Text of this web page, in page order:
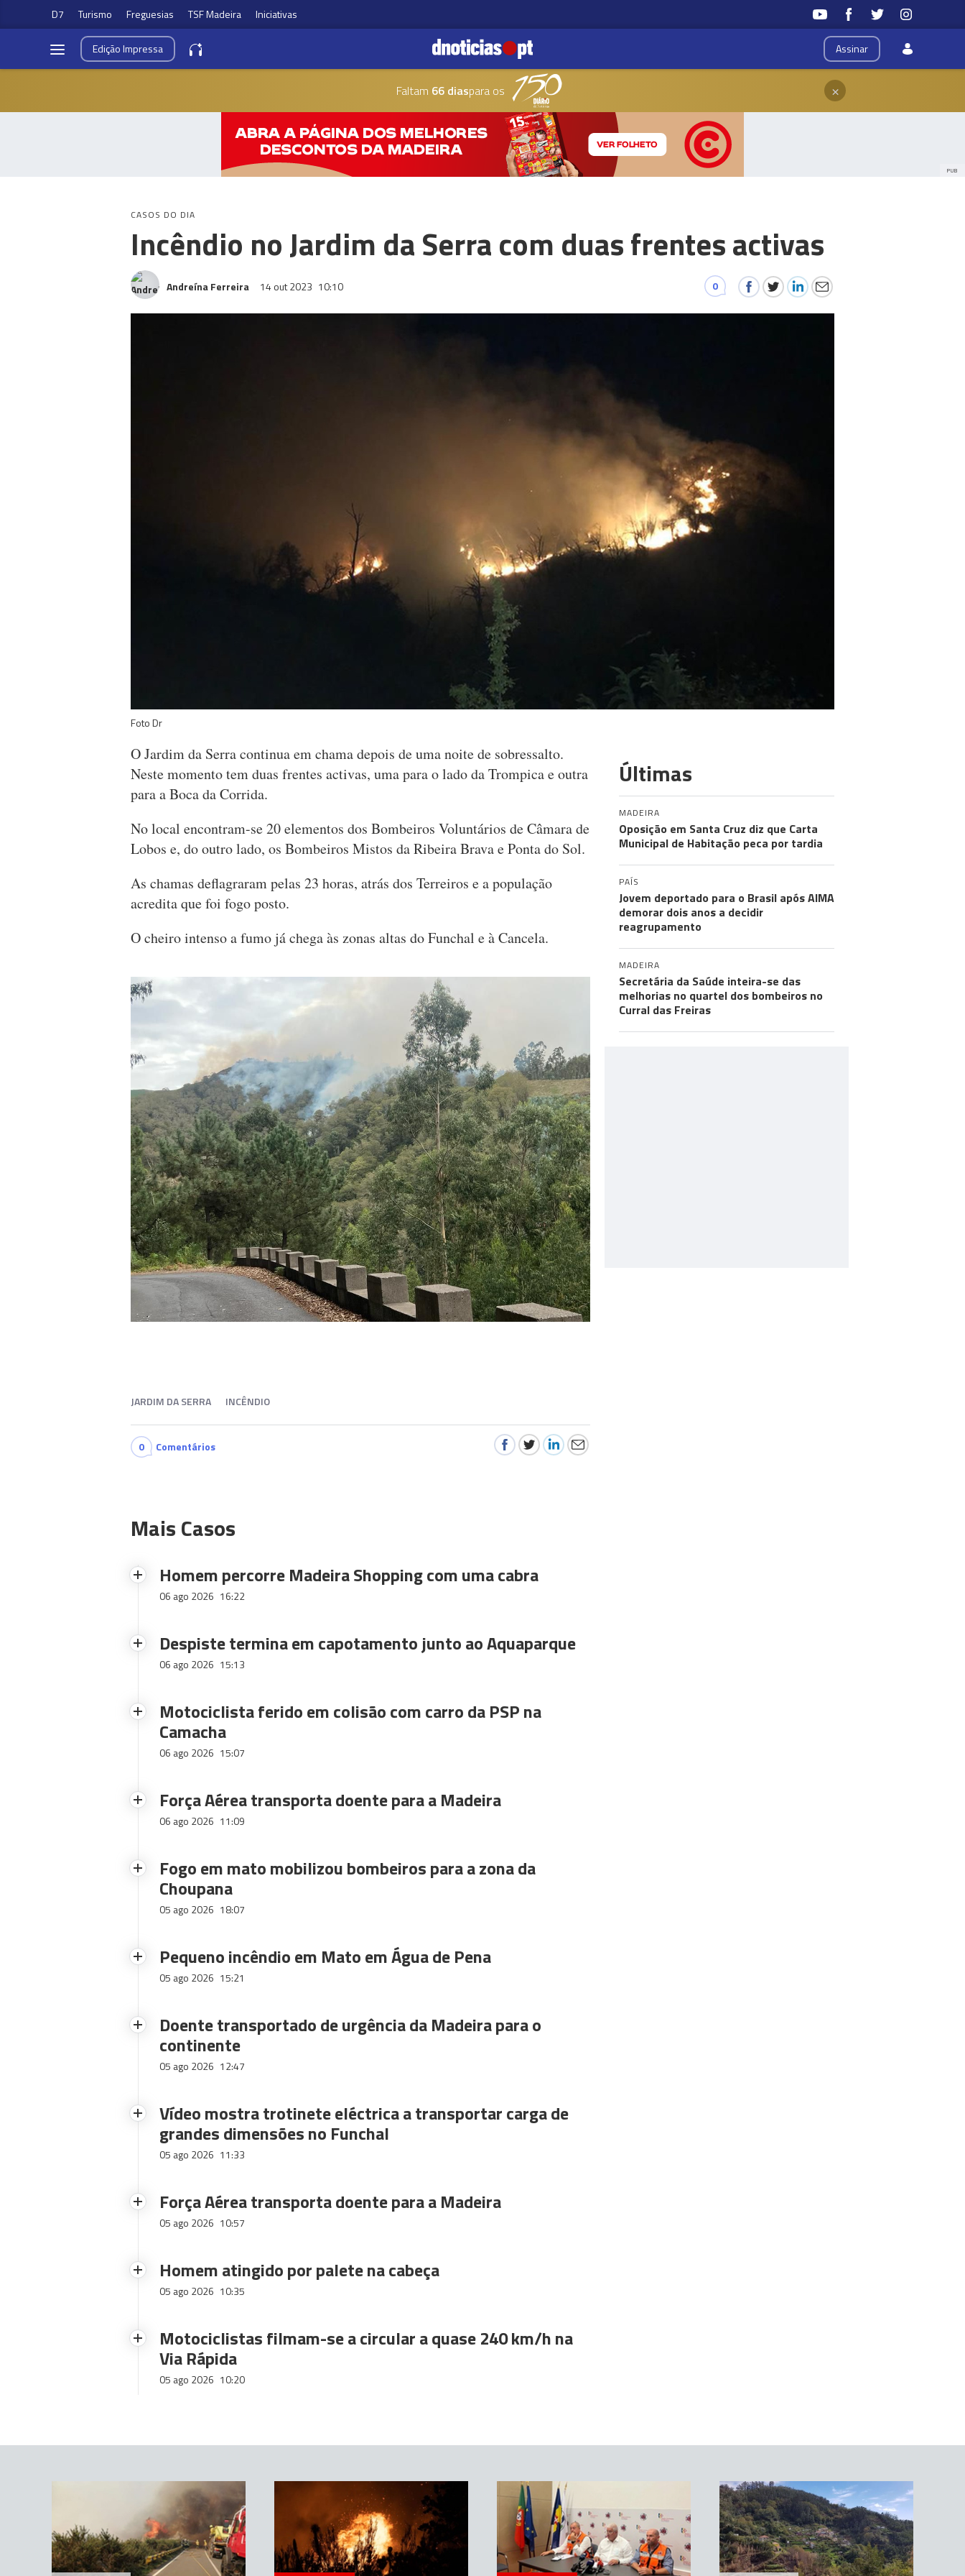
D7 Turismo Freguesias TSF Madeira Iniciativas
Assinar
EdiçãoImpressa
Faltam 66 diaspara os ×
PUB
CASOS DO DIA
Incêndio no Jardim da Serra com duas frentes activas
Andreína Ferreira 14 out 2023 10:10 0
Foto Dr
O Jardim da Serra continua em chama depois de uma noite de sobressalto.
Neste momento tem duas frentes activas, uma para o lado da Trompica e outra
para a Boca da Corrida.
No local encontram-se 20 elementos dos Bombeiros Voluntários de Câmara de
Lobos e, do outro lado, os Bombeiros Mistos da Ribeira Brava e Ponta do Sol.
As chamas deflagraram pelas 23 horas, atrás dos Terreiros e a população
acredita que foi fogo posto.
O cheiro intenso a fumo já chega às zonas altas do Funchal e à Cancela.
JARDIM DA SERRA INCÊNDIO
0 Comentários
Mais Casos
Homem percorre Madeira Shopping com uma cabra
06 ago 2026 16:22
Despiste termina em capotamento junto ao Aquaparque
06 ago 2026 15:13
Motociclista ferido em colisão com carro da PSP na
Camacha
06 ago 2026 15:07
Força Aérea transporta doente para a Madeira
06 ago 2026 11:09
Fogo em mato mobilizou bombeiros para a zona da
Choupana
05 ago 2026 18:07
Pequeno incêndio em Mato em Água de Pena
05 ago 2026 15:21
Doente transportado de urgência da Madeira para o
continente
05 ago 2026 12:47
Vídeo mostra trotinete eléctrica a transportar carga de
grandes dimensões no Funchal
05 ago 2026 11:33
Força Aérea transporta doente para a Madeira
05 ago 2026 10:57
Homem atingido por palete na cabeça
05 ago 2026 10:35
Motociclistas filmam-se a circular a quase 240 km/h na
Via Rápida
05 ago 2026 10:20
Últimas
MADEIRA
Oposição em Santa Cruz diz que Carta
Municipal de Habitação peca por tardia
PAÍS
Jovem deportado para o Brasil após AIMA
demorar dois anos a decidir
reagrupamento
MADEIRA
Secretária da Saúde inteira-se das
melhorias no quartel dos bombeiros no
Curral das Freiras